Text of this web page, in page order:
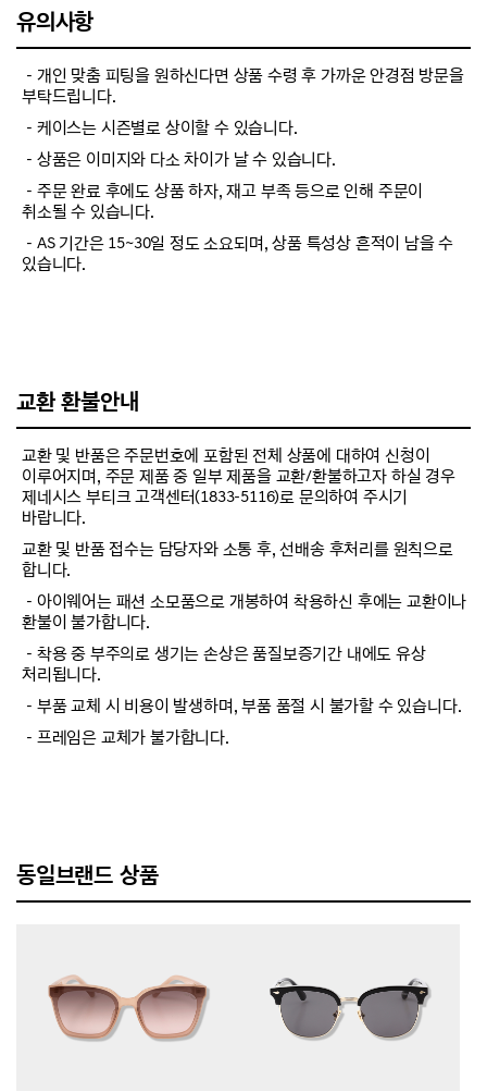
유의사항
－개인 맞춤 피팅을 원하신다면 상품 수령 후 가까운 안경점 방문을
부탁드립니다.
－케이스는 시즌별로 상이할 수 있습니다.
－상품은 이미지와 다소 차이가 날 수 있습니다.
－주문 완료 후에도 상품 하자, 재고 부족 등으로 인해 주문이
취소될 수 있습니다.
－AS 기간은 15~30일 정도 소요되며, 상품 특성상 흔적이 남을 수
있습니다.
교환 환불안내
교환 및 반품은 주문번호에 포함된 전체 상품에 대하여 신청이
이루어지며, 주문 제품 중 일부 제품을 교환/환불하고자 하실 경우
제네시스 부티크 고객센터(1833-5116)로 문의하여 주시기
바랍니다.
교환 및 반품 접수는 담당자와 소통 후, 선배송 후처리를 원칙으로
합니다.
－아이웨어는 패션 소모품으로 개봉하여 착용하신 후에는 교환이나
환불이 불가합니다.
－착용 중 부주의로 생기는 손상은 품질보증기간 내에도 유상
처리됩니다.
－부품 교체 시 비용이 발생하며, 부품 품절 시 불가할 수 있습니다.
－프레임은 교체가 불가합니다.
동일브랜드 상품